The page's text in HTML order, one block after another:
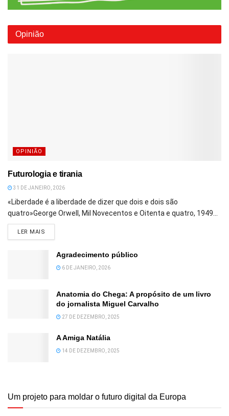
Opinião
OPINIÃO
Futurologia e tirania
31 DE JANEIRO, 2026
«Liberdade é a liberdade de dizer que dois e dois são
quatro»George Orwell, Mil Novecentos e Oitenta e quatro, 1949...
LER MAIS
Agradecimento público
6 DE JANEIRO, 2026
Anatomia do Chega: A propósito de um livro
do jornalista Miguel Carvalho
27 DE DEZEMBRO, 2025
A Amiga Natália
14 DE DEZEMBRO, 2025
Um projeto para moldar o futuro digital da Europa